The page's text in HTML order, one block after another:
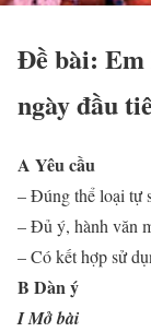
Đề bài: Em
ngày đầu
A Yêu cầu
– Đúng thể loại tự
– Đủ ý, hành văn
– Có kết hợp sử
B Dàn ý
I Mở bài